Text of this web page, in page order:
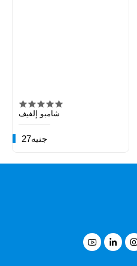
شامبو إلفيف
27جنيه